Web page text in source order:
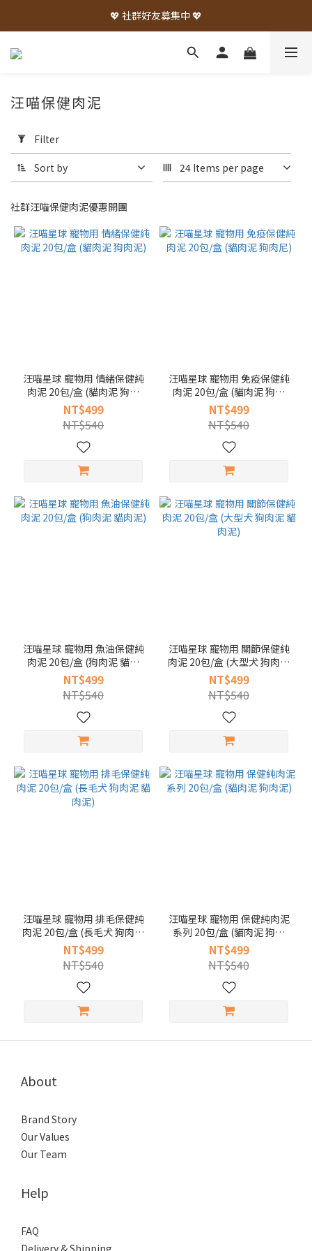
💖 社群好友募集中 💖
Filter
(0/20)
汪
喵
星
汪喵保健肉泥
Filter
Sort by 24 Items per page
社群汪喵保健肉泥優惠開團
汪喵星球 寵物用 情緒保健純
肉泥 20包/盒 (貓肉泥 狗肉
泥)
NT$499
NT$540
汪喵星球 寵物用 免疫保健純
肉泥 20包/盒 (貓肉泥 狗肉
尼)
NT$499
NT$540
汪喵星球 寵物用 魚油保健純
肉泥 20包/盒 (狗肉泥 貓肉
泥)
NT$499
NT$540
汪喵星球 寵物用 關節保健純
肉泥 20包/盒 (大型犬 狗肉泥
貓肉泥)
NT$499
NT$540
汪喵星球 寵物用 排毛保健純
肉泥 20包/盒 (長毛犬 狗肉泥
貓肉泥)
NT$499
NT$540
汪喵星球 寵物用 保健純肉泥
系列 20包/盒 (貓肉泥 狗肉
泥)
NT$499
NT$540
About
Brand Story
Our Values
Our Team
Help
FAQ
Delivery & Shipping